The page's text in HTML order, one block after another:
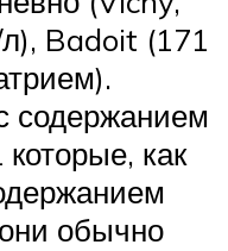
Badoit (171
содержанием
как
обычно